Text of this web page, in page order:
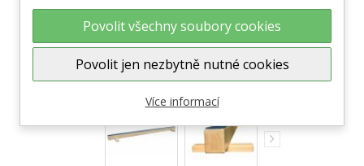
Zobrazit větší
Povolit všechny soubory cookies
Povolit jen nezbytně nutné cookies
Více informací